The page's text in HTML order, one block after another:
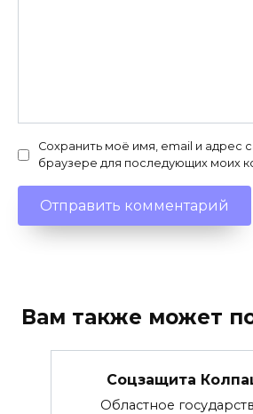
Сохранить моё имя, email и адрес
браузере для последующих моих
Вам также может
Соцзащита
Областное